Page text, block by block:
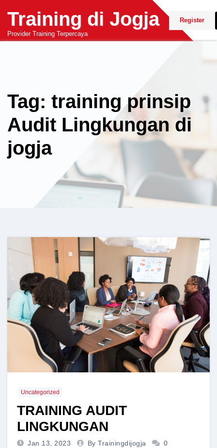
content
Training di Jogja
Provider Training Terpercaya
Register
Tag: training prinsip
Audit Lingkungan di
jogja
Uncategorized
TRAINING AUDIT
LINGKUNGAN
Jan 13, 2023 By Trainingdijogja
0